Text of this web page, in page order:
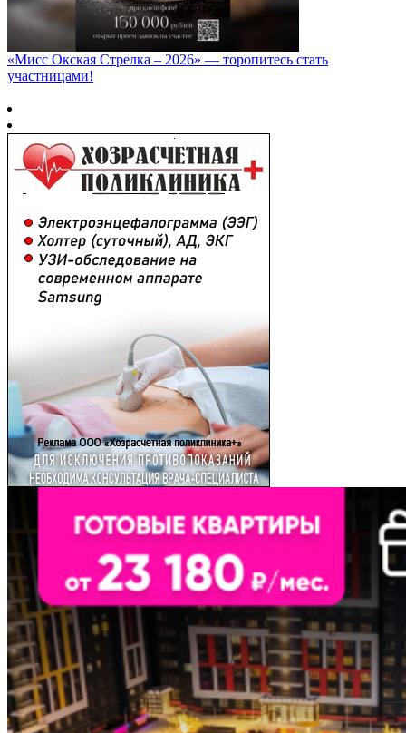
«Мисс Окская Стрелка – 2026» — торопитесь стать
участницами!